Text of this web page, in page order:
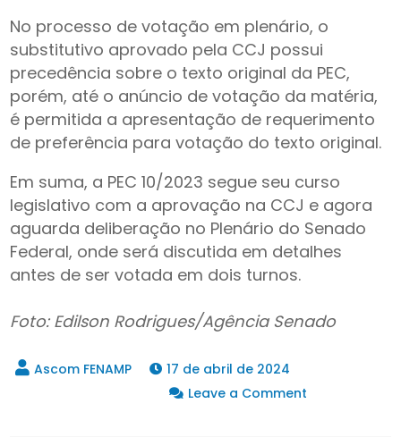
No processo de votação em plenário, o
substitutivo aprovado pela CCJ possui
precedência sobre o texto original da PEC,
porém, até o anúncio de votação da matéria,
é permitida a apresentação de requerimento
de preferência para votação do texto original.
Em suma, a PEC 10/2023 segue seu curso
legislativo com a aprovação na CCJ e agora
aguarda deliberação no Plenário do Senado
Federal, onde será discutida em detalhes
antes de ser votada em dois turnos.
Foto: Edilson Rodrigues/Agência Senado
17 de abril de 2024
Leave a Comment